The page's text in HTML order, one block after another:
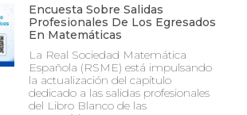
Encuesta Sobre Salidas
Profesionales De Los Egresados
En Matemáticas
La Real Sociedad Matemática
Española (RSME) está impulsando
la actualización del capítulo
dedicado a las salidas profesionales
del Libro Blanco de las